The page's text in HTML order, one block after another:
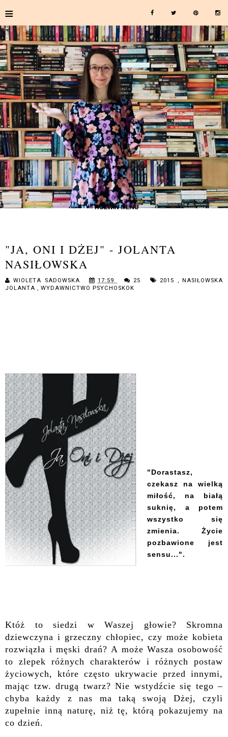
≡
≡ ROZWIŃ MENU
"JA, ONI I DŻEJ" - JOLANTA
NASIŁOWSKA
WIOLETA SADOWSKA 17:59 25 2015 ,
NASIŁOWSKA
JOLANTA , WYDAWNICTWO PSYCHOSKOK
"Dorastasz,
czekasz na wielką
miłość, na białą
suknię, a potem
wszystko się
zmienia. Życie
pozbawione jest
sensu...".
Któż to siedzi w Waszej głowie? Skromna
dziewczyna i grzeczny chłopiec, czy może kobieta
rozwiązła i męski drań? A może Wasza osobowość
to zlepek różnych charakterów i różnych postaw
życiowych, które często ukrywacie przed innymi,
mając tzw. drugą twarz? Nie wstydźcie się tego –
chyba każdy z nas ma taką swoją Dżej, czyli
zupełnie inną naturę, niż tę, którą pokazujemy na
co dzień.